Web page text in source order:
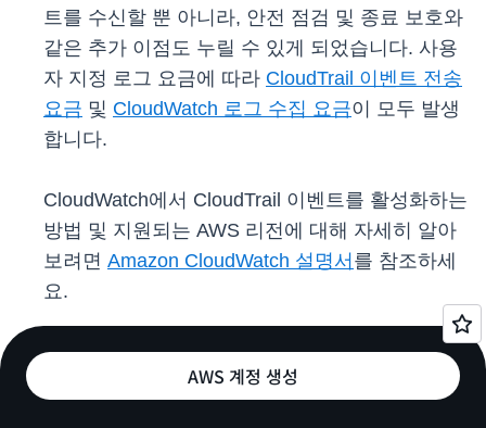
트를 수신할 뿐 아니라, 안전 점검 및 종료 보호와
같은 추가 이점도 누릴 수 있게 되었습니다. 사용
자 지정 로그 요금에 따라 CloudTrail 이벤트 전송
요금 및 CloudWatch 로그 수집 요금이 모두 발생
합니다.
CloudWatch에서 CloudTrail 이벤트를 활성화하는
방법 및 지원되는 AWS 리전에 대해 자세히 알아
보려면 Amazon CloudWatch 설명서 를 참조하세
요.
AWS 계정 생성